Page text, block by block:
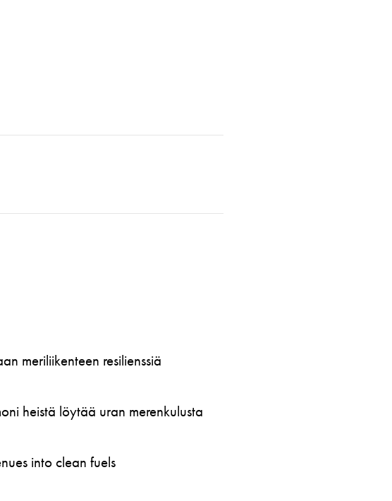
meriliikenteen resilienssiä
heistä löytää uran merenkulusta
into clean fuels